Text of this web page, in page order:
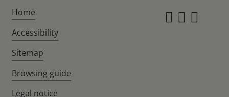
Home
Accessibility
Sitemap
Browsing guide
Legal notice